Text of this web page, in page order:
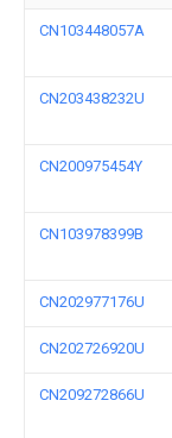
CN103448057A
CN203438232U
CN200975454Y
CN103978399B
CN202977176U
CN202726920U
CN209272866U